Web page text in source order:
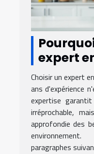
expert
avec 20
Choisir un expert
ans d'expérience
expertise
irréprochable,
approfondie des
paragraphes